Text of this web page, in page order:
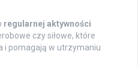
regularnej aktywności
czy siłowe, które
i pomagają w utrzymaniu